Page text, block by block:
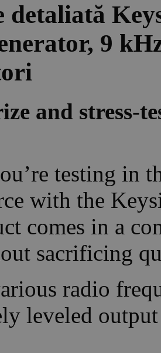
detaliată
9
and stress-
testing in
with the
comes in a
sacrificing
radio
leveled